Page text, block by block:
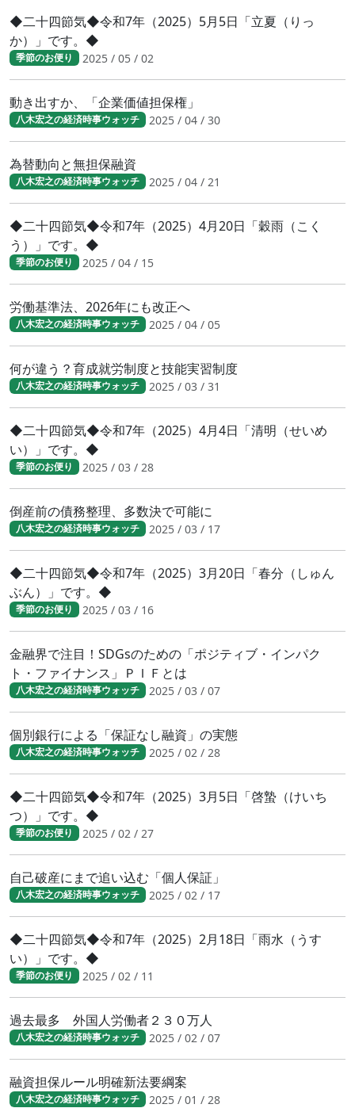
◆二十四節気◆令和7年（2025）5月5日「立夏（りっ
か）」です。◆
季節のお便り 2025 / 05 / 02
動き出すか、「企業価値担保権」
八木宏之の経済時事ウォッチ 2025 / 04 / 30
為替動向と無担保融資
八木宏之の経済時事ウォッチ 2025 / 04 / 21
◆二十四節気◆令和7年（2025）4月20日「穀雨（こく
う）」です。◆
季節のお便り 2025 / 04 / 15
労働基準法、2026年にも改正へ
八木宏之の経済時事ウォッチ 2025 / 04 / 05
何が違う？育成就労制度と技能実習制度
八木宏之の経済時事ウォッチ 2025 / 03 / 31
◆二十四節気◆令和7年（2025）4月4日「清明（せいめ
い）」です。◆
季節のお便り 2025 / 03 / 28
倒産前の債務整理、多数決で可能に
八木宏之の経済時事ウォッチ 2025 / 03 / 17
◆二十四節気◆令和7年（2025）3月20日「春分（しゅん
ぶん）」です。◆
季節のお便り 2025 / 03 / 16
金融界で注目！SDGsのための「ポジティブ・インパク
ト・ファイナンス」ＰＩＦとは
八木宏之の経済時事ウォッチ 2025 / 03 / 07
個別銀行による「保証なし融資」の実態
八木宏之の経済時事ウォッチ 2025 / 02 / 28
◆二十四節気◆令和7年（2025）3月5日「啓蟄（けいち
つ）」です。◆
季節のお便り 2025 / 02 / 27
自己破産にまで追い込む「個人保証」
八木宏之の経済時事ウォッチ 2025 / 02 / 17
◆二十四節気◆令和7年（2025）2月18日「雨水（うす
い）」です。◆
季節のお便り 2025 / 02 / 11
過去最多 外国人労働者２３０万人
八木宏之の経済時事ウォッチ 2025 / 02 / 07
融資担保ルール明確新法要綱案
八木宏之の経済時事ウォッチ 2025 / 01 / 28